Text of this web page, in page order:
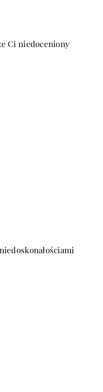
Ci niedoceniony